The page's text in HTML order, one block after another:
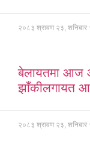
२०८३ श्रावण २३,
बेलायतमा आज
झाँकीलगायत
२०८३ श्रावण २३,